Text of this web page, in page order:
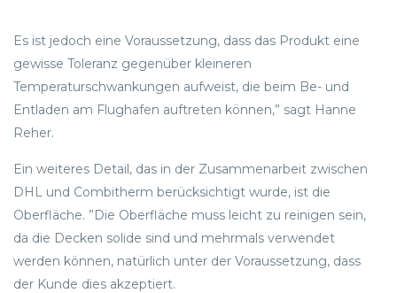
Es ist jedoch eine Voraussetzung, dass das Produkt eine
gewisse Toleranz gegenüber kleineren
Temperaturschwankungen aufweist, die beim Be- und
Entladen am Flughafen auftreten können,” sagt Hanne
Reher.
Ein weiteres Detail, das in der Zusammenarbeit zwischen
DHL und Combitherm berücksichtigt wurde, ist die
Oberfläche. ”Die Oberfläche muss leicht zu reinigen sein,
da die Decken solide sind und mehrmals verwendet
werden können, natürlich unter der Voraussetzung, dass
der Kunde dies akzeptiert.